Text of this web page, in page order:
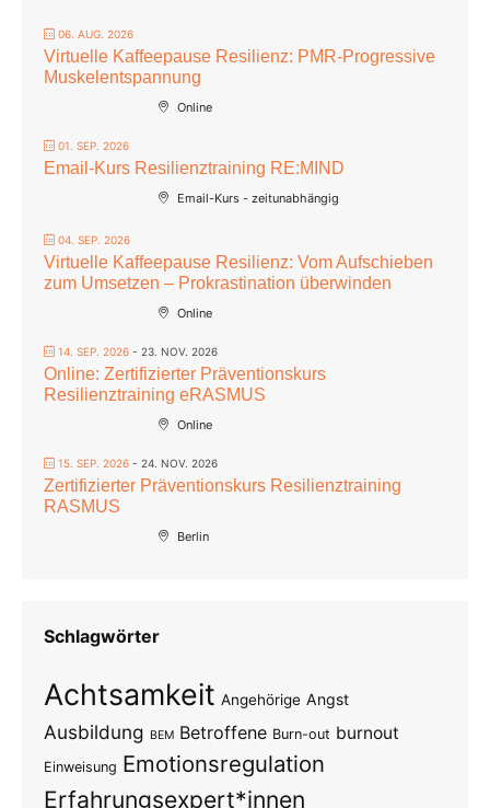
06. AUG. 2026
Virtuelle Kaffeepause Resilienz: PMR-Progressive
Muskelentspannung
Online
01. SEP. 2026
Email-Kurs Resilienztraining RE:MIND
Email-Kurs - zeitunabhängig
04. SEP. 2026
Virtuelle Kaffeepause Resilienz: Vom Aufschieben
zum Umsetzen – Prokrastination überwinden
Online
14. SEP. 2026 - 23. NOV. 2026
Online: Zertifizierter Präventionskurs
Resilienztraining eRASMUS
Online
15. SEP. 2026 - 24. NOV. 2026
Zertifizierter Präventionskurs Resilienztraining
RASMUS
Berlin
Schlagwörter
Achtsamkeit Angehörige Angst
Ausbildung BEM Betroffene Burn-out burnout
Einweisung Emotionsregulation
Erfahrungsexpert*innen